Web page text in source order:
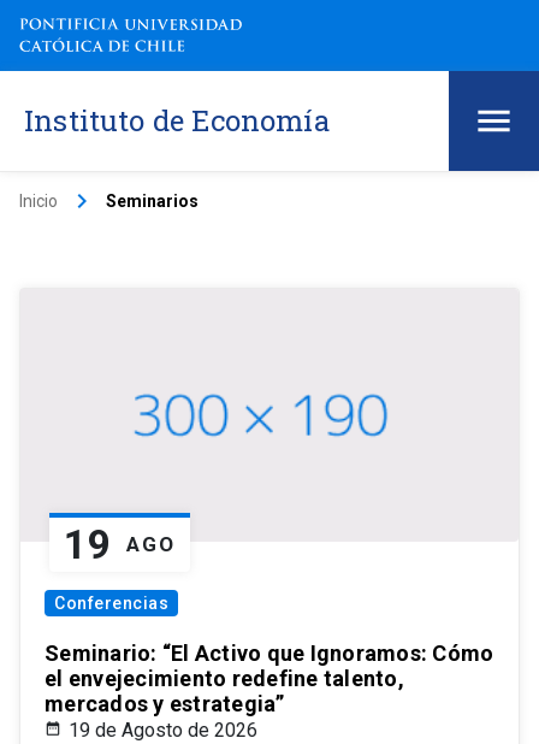
Instituto de Economía
Inicio keyboard_arrow_right Seminarios
19 AGO
Conferencias
Seminario: “El Activo que Ignoramos: Cómo
el envejecimiento redefine talento,
mercados y estrategia”
19 de Agosto de 2026